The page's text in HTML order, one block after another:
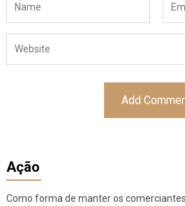
Ação
Como forma de manter os